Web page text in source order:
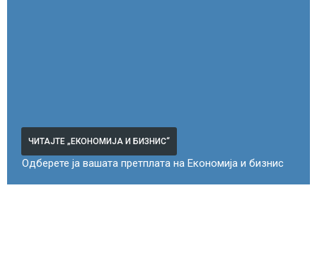
ЧИТАЈТЕ „ЕКОНОМИЈА И БИЗНИС“
Одберете ја вашата претплата на Економија и бизнис